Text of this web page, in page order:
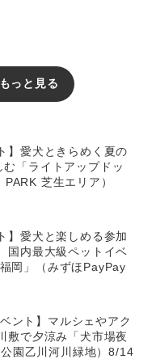
っと見る
】愛犬ときらめく夏の
「ライトアップドッ
芝生エリア）
】愛犬と楽しめる参加
国内最大級ペットイベ
岡」（みずほPayPay
ント】マルシェやアク
敷で夕涼み「犬市場夜
園乙川河川緑地）8/14